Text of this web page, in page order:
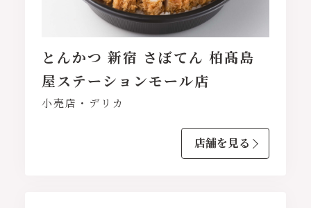
とんかつ 新宿 さぼてん 柏髙島
屋ステーションモール店
小売店・デリカ
店舗を見る